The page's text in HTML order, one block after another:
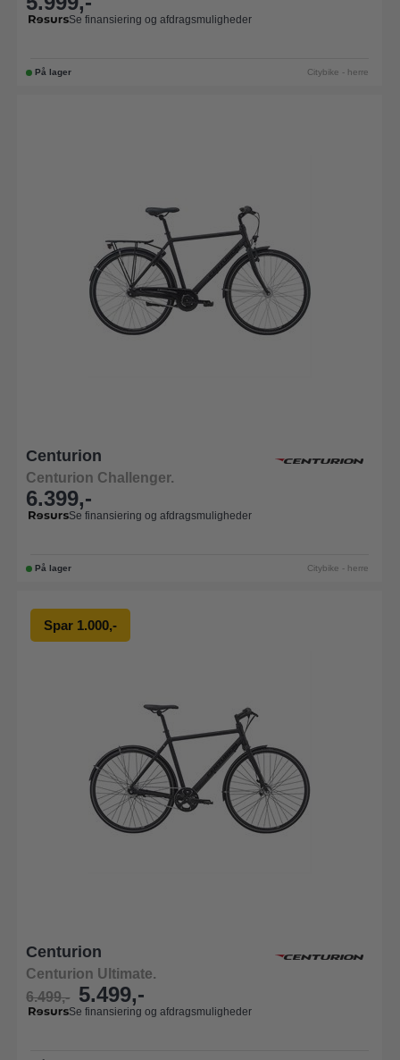
Se finansiering og afdragsmuligheder
På lager Citybike - herre
Centurion
Centurion Challenger.
6.399,-
Se finansiering og afdragsmuligheder
På lager Citybike - herre
Spar 1.000,-
Centurion
Centurion Ultimate.
6.499,-
5.499,-
Se finansiering og afdragsmuligheder